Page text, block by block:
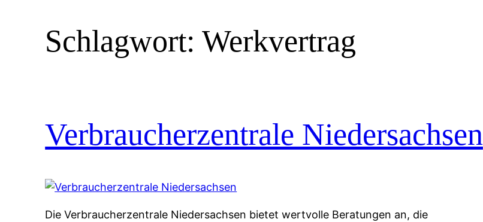
Schlagwort:Werkvertrag
Verbraucherzentrale Niedersachsen
Die Verbraucherzentrale Niedersachsen bietet wertvolle Beratungen an, die